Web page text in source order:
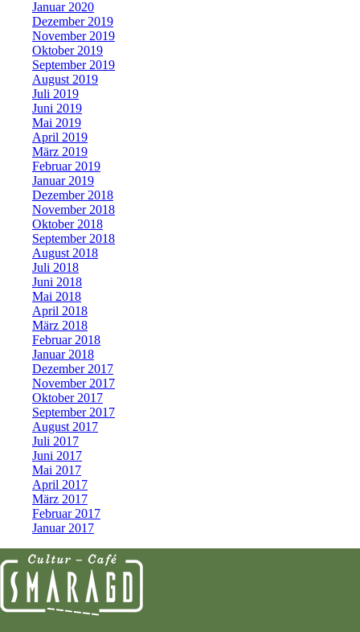
Januar 2020
Dezember 2019
November 2019
Oktober 2019
September 2019
August 2019
Juli 2019
Juni 2019
Mai 2019
April 2019
März 2019
Februar 2019
Januar 2019
Dezember 2018
November 2018
Oktober 2018
September 2018
August 2018
Juli 2018
Juni 2018
Mai 2018
April 2018
März 2018
Februar 2018
Januar 2018
Dezember 2017
November 2017
Oktober 2017
September 2017
August 2017
Juli 2017
Juni 2017
Mai 2017
April 2017
März 2017
Februar 2017
Januar 2017